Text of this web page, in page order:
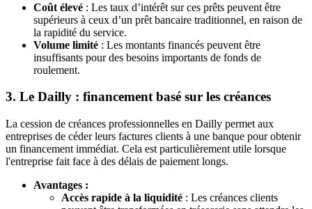
Coût élevé : Les taux d’intérêt sur ces prêts peuvent être
supérieurs à ceux d’un prêt bancaire traditionnel, en raison de
la rapidité du service.
Volume limité : Les montants financés peuvent être
insuffisants pour des besoins importants de fonds de
roulement.
3. Le Dailly : financement basé sur les créances
La cession de créances professionnelles en Dailly permet aux
entreprises de céder leurs factures clients à une banque pour obtenir
un financement immédiat. Cela est particulièrement utile lorsque
l'entreprise fait face à des délais de paiement longs.
Avantages :
Accès rapide à la liquidité : Les créances clients